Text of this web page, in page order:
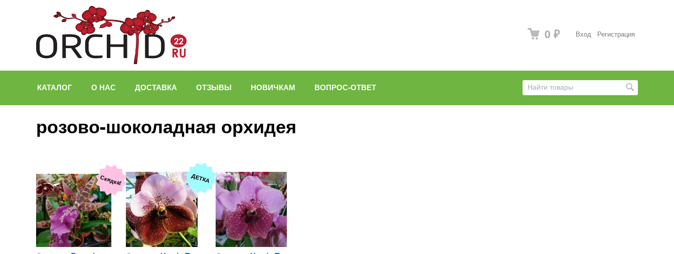
Вход Регистрация
0 ₽
КАТАЛОГ О НАС ДОСТАВКА ОТЗЫВЫ НОВИЧКАМ ВОПРОС-ОТВЕТ
розово-шоколадная орхидея
Скидка! ДЕТКА